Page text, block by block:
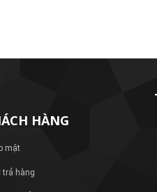
HÀNG
mật
trả hàng